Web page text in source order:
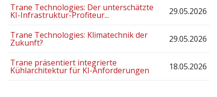
Trane Technologies: Der unterschätzte
KI-Infrastruktur-Profiteur... 29.05.2026
Trane Technologies: Klimatechnik der
Zukunft? 29.05.2026
Trane präsentiert integrierte
Kühlarchitektur für KI-Anforderungen 18.05.2026